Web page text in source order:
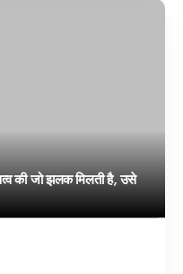
की जो झलक मिलती है, उसे